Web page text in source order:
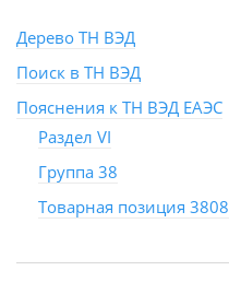
Дерево ТН ВЭД
Поиск в ТН ВЭД
Пояснения к ТН ВЭД ЕАЭС
Раздел VI
Группа 38
Товарная позиция 3808